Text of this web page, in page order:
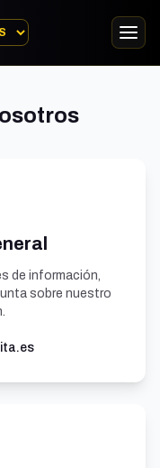
de información,
sobre nuestro